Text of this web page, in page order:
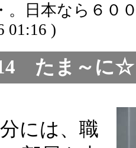
。日本なら６０
01:16 )
14 たま～に
には、職